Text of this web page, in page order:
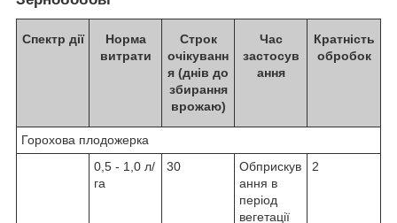
Спектр дії
Норма
витрати
Строк
очікуванн
я (днів до
збирання
врожаю)
Час
застосув
ання
Кратність
обробок
Горохова плодожерка
0,5 - 1,0 л/
га
30
Обприскув
ання в
період
вегетації
2